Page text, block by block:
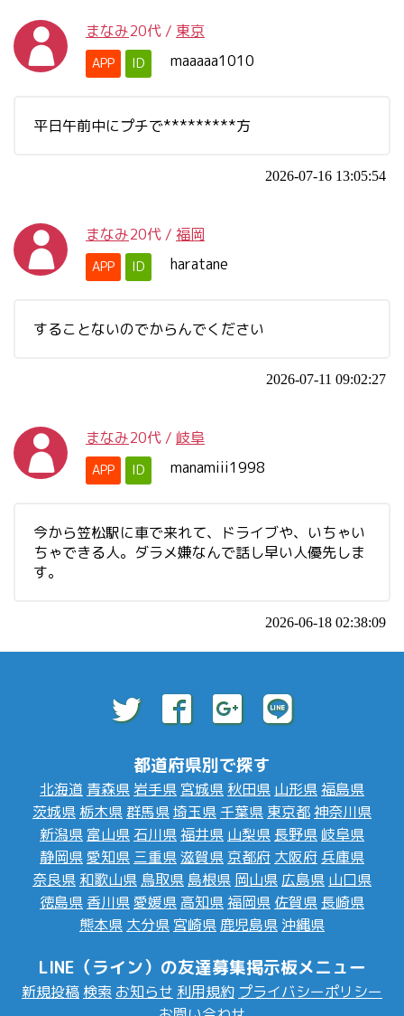
まなみ20代 / 東京
APP ID maaaaa1010
平日午前中にプチで*********方
2026-07-16 13:05:54
まなみ20代 / 福岡
APP ID haratane
することないのでからんでください
2026-07-11 09:02:27
まなみ20代 / 岐阜
APP ID manamiii1998
今から笠松駅に車で来れて、ドライブや、いちゃい
ちゃできる人。ダラメ嫌なんで話し早い人優先しま
す。
2026-06-18 02:38:09
都道府県別で探す
北海道 青森県 岩手県 宮城県 秋田県 山形県福島県
茨城県 栃木県群馬県埼玉県 千葉県 東京都神奈川県
新潟県 富山県 石川県福井県 山梨県 長野県 岐阜県
静岡県愛知県 三重県滋賀県 京都府 大阪府 兵庫県
奈良県 和歌山県 鳥取県 島根県 岡山県 広島県 山口県
徳島県 香川県愛媛県 高知県福岡県 佐賀県 長崎県
熊本県 大分県 宮崎県 鹿児島県 沖縄県
LINE（ライン）の友達募集掲示板メニュー
新規投稿 検索 お知らせ 利用規約 プライバシーポリシー